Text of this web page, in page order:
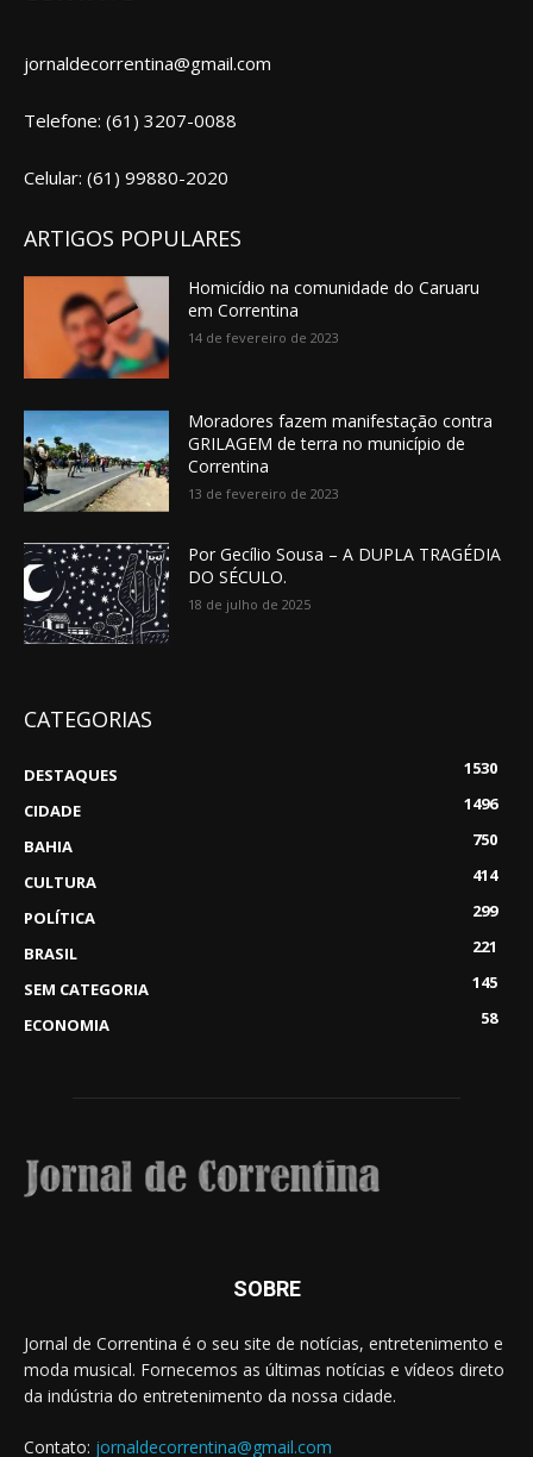
jornaldecorrentina@gmail.com
Telefone: (61) 3207-0088
Celular: (61) 99880-2020
ARTIGOS POPULARES
Homicídio na comunidade do Caruaru
em Correntina
14 de fevereiro de 2023
Moradores fazem manifestação contra
GRILAGEM de terra no município de
Correntina
13 de fevereiro de 2023
Por Gecílio Sousa – A DUPLA TRAGÉDIA
DO SÉCULO.
18 de julho de 2025
CATEGORIAS
DESTAQUES
1530
CIDADE
1496
BAHIA
750
CULTURA
414
POLÍTICA
299
BRASIL
221
SEM CATEGORIA
145
ECONOMIA
58
SOBRE
Jornal de Correntina é o seu site de notícias, entretenimento e
moda musical. Fornecemos as últimas notícias e vídeos direto
da indústria do entretenimento da nossa cidade.
Contato: jornaldecorrentina@gmail.com